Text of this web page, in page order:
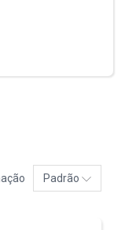
Padrão